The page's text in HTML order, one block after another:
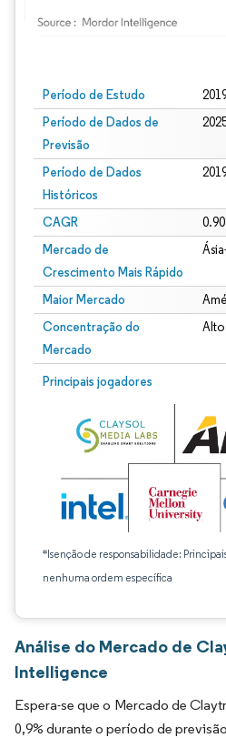
Período de Estudo
Período de Dados de
Previsão
Período de Dados
Históricos
CAGR
Mercado de
Crescimento Mais Rápido
Maior Mercado
Concentração do
Mercado
Alto
Principais jogadores
*Isenção de responsabilidade:
nenhuma ordem específica
Análise do Mercado de
Intelligence
Espera-se que o Mercado de
0,9% durante o período de